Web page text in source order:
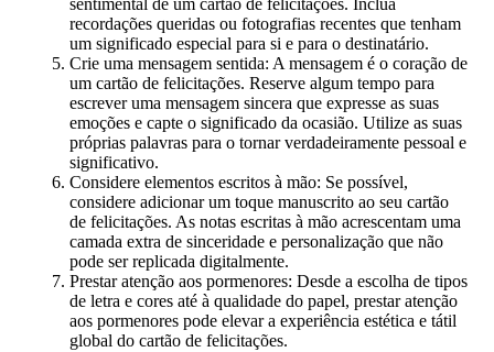
sentimental de um cartão de felicitações. Inclua
recordações queridas ou fotografias recentes que tenham
um significado especial para si e para o destinatário.
Crie uma mensagem sentida: A mensagem é o coração de
um cartão de felicitações. Reserve algum tempo para
escrever uma mensagem sincera que expresse as suas
emoções e capte o significado da ocasião. Utilize as suas
próprias palavras para o tornar verdadeiramente pessoal e
significativo.
Considere elementos escritos à mão: Se possível,
considere adicionar um toque manuscrito ao seu cartão
de felicitações. As notas escritas à mão acrescentam uma
camada extra de sinceridade e personalização que não
pode ser replicada digitalmente.
Prestar atenção aos pormenores: Desde a escolha de tipos
de letra e cores até à qualidade do papel, prestar atenção
aos pormenores pode elevar a experiência estética e tátil
global do cartão de felicitações.